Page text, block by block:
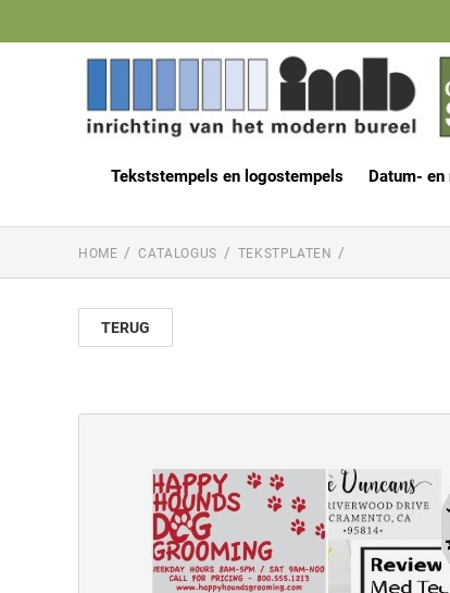
Tekststempels en logostempels Datum-
HOME CATALOGUS TEKSTPLATEN
TERUG